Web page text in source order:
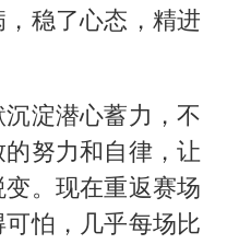
稳了心态，精进
淀潜心蓄力，不
努力和自律，让
。现在重返赛场
怕，几乎每场比